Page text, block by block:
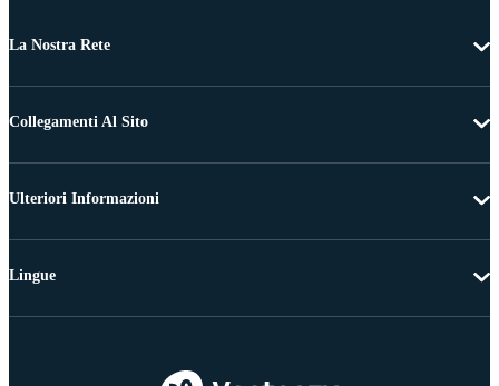
La Nostra Rete
Collegamenti Al Sito
Ulteriori Informazioni
Lingue